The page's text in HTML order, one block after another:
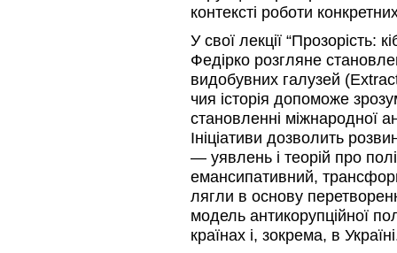
контексті роботи
У свої лекції “Прозорість:
Федірко розгляне
видобувних галузей
чия історія допоможе
становленні міжнародної
Ініціативи дозволить
— уявлень і теорій про
емансипативний,
лягли в основу
модель антикорупційної
країнах і, зокрема, в